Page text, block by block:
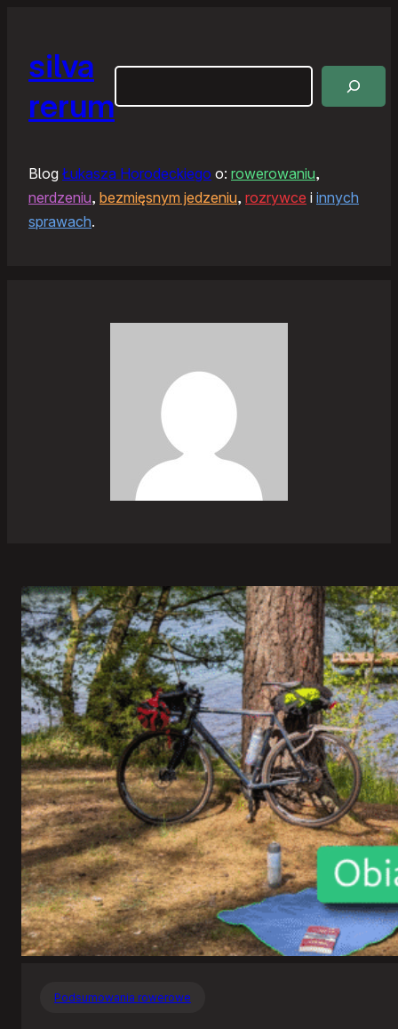
silva
rerum
Blog Łukasza Horodeckiego o: rowerowaniu,
nerdzeniu, bezmięsnym jedzeniu, rozrywce i innych
sprawach.
Podsumowania rowerowe